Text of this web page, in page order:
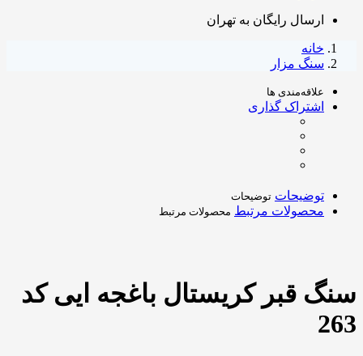
ارسال رایگان به تهران
خانه
سنگ مزار
علاقه‌مندی ها
اشتراک گذاری
توضیحات توضیحات
محصولات مرتبط محصولات مرتبط
سنگ قبر کریستال باغجه ایی کد
263